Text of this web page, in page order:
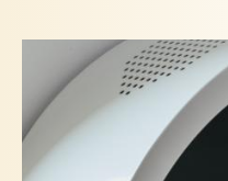
HOOGTEPUNTEN